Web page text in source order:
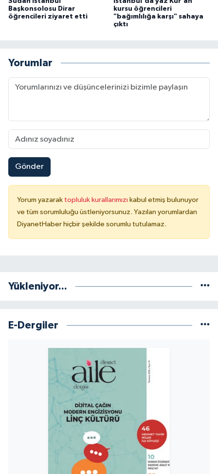
Başkonsolosu Dirar
öğrencileri ziyaret etti
kursu öğrencileri
"bağımlılığa karşı" sahaya
çıktı
Yorumlar
Gönder
Yorum yazarak topluluk kurallarımızı kabul etmiş bulunuyor
ve tüm sorumluluğu üstleniyorsunuz. Yazılan yorumlardan
DiyanetHaber hiçbir şekilde sorumlu tutulamaz.
Yükleniyor...
E-Dergiler
Konya Müftülüğü
Malatya Müftülüğü
Mersin Müftülüğü
Muğla Müftülüğü
Nevşehir Müftülüğü
Osmaniye Müftülüğü
Samsun Müftülüğü
Siirt Müftülüğü
Sinop Müftülüğü
Sivas Müftülüğü
Şanlıurfa Müftülüğü